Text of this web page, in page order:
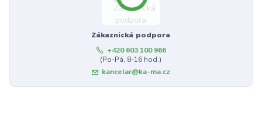
Zákaznická podpora
+420 603 100 966
(Po-Pá, 8-16 hod.)
kancelar@ka-ma.cz